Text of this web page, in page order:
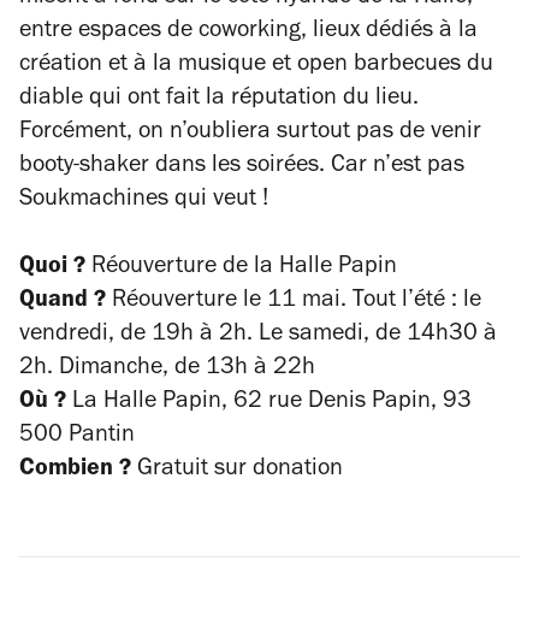
entre espaces de coworking, lieux dédiés à la
création et à la musique et open barbecues du
diable qui ont fait la réputation du lieu.
Forcément, on n’oubliera surtout pas de venir
booty-shaker dans les soirées. Car n’est pas
Soukmachines qui veut !
Quoi ? Réouverture de la Halle Papin
Quand ? Réouverture le 11 mai. Tout l’été : le
vendredi, de 19h à 2h. Le samedi, de 14h30 à
2h. Dimanche, de 13h à 22h
Où ? La Halle Papin, 62 rue Denis Papin, 93
500 Pantin
Combien ? Gratuit sur donation